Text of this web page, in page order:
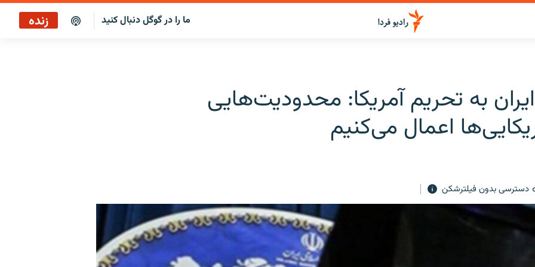
ما را در گوگل دنبال کنید زنده
به تحریم آمریکا: محدودیت‌هایی
اعمال می‌کنیم
دسترسی بدون فیلترشکن